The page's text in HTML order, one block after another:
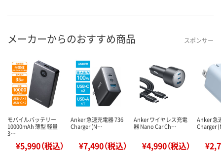
メーカーからのおすすめ商品 スポンサー
モバイルバッテリー
10000mAh 薄型 軽量
3…
¥5,990（税込）
Anker 急速充電器 736
Charger (N…
¥7,490（税込）
Anker ワイヤレス充電
器 Nano Car Ch…
¥4,990（税込）
Anker 急
Charger